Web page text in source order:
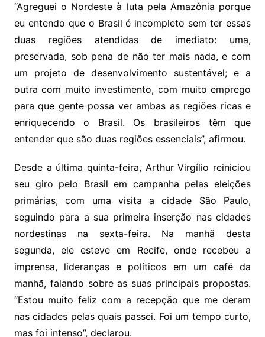
“Agreguei o Nordeste à luta pela Amazônia porque
eu entendo que o Brasil é incompleto sem ter essas
duas regiões atendidas de imediato: uma,
preservada, sob pena de não ter mais nada, e com
um projeto de desenvolvimento sustentável; e a
outra com muito investimento, com muito emprego
para que gente possa ver ambas as regiões ricas e
enriquecendo o Brasil. Os brasileiros têm que
entender que são duas regiões essenciais”, afirmou.
Desde a última quinta-feira, Arthur Virgílio reiniciou
seu giro pelo Brasil em campanha pelas eleições
primárias, com uma visita a cidade São Paulo,
seguindo para a sua primeira inserção nas cidades
nordestinas na sexta-feira. Na manhã desta
segunda, ele esteve em Recife, onde recebeu a
imprensa, lideranças e políticos em um café da
manhã, falando sobre as suas principais propostas.
“Estou muito feliz com a recepção que me deram
nas cidades pelas quais passei. Foi um tempo curto,
mas foi intenso”, declarou.